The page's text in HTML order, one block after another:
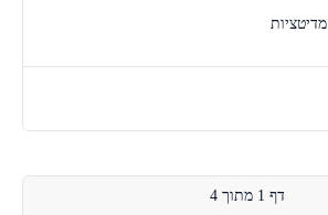
מדיטציות
דף 1 מתוך 4